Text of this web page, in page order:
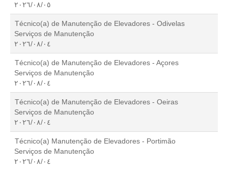
٠٥‏/٠٨‏/٢٠٢٦
Técnico(a) de Manutenção de Elevadores - Odivelas
Serviços de Manutenção
٠٤‏/٠٨‏/٢٠٢٦
Técnico(a) de Manutenção de Elevadores - Açores
Serviços de Manutenção
٠٤‏/٠٨‏/٢٠٢٦
Técnico(a) de Manutenção de Elevadores - Oeiras
Serviços de Manutenção
٠٤‏/٠٨‏/٢٠٢٦
Técnico(a) Manutenção de Elevadores - Portimão
Serviços de Manutenção
٠٤‏/٠٨‏/٢٠٢٦